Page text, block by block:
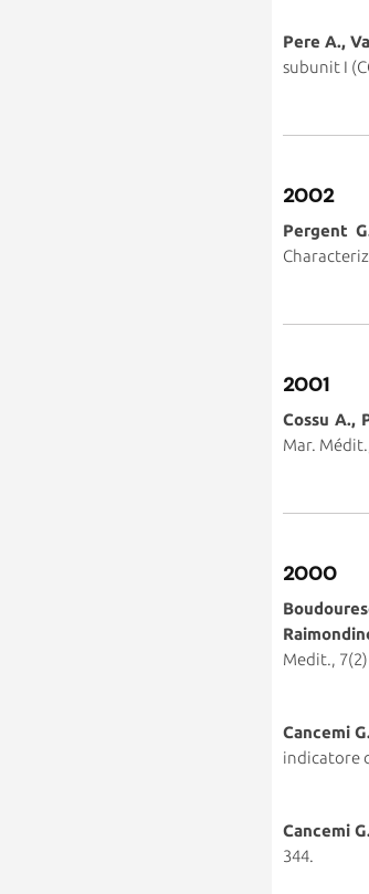
Pere A.,
subunit I
2002
Pergent
2001
Cossu A.,
Mar.
2000
Medit., 7(2)
Cancemi
indicatore
Cancemi
344.